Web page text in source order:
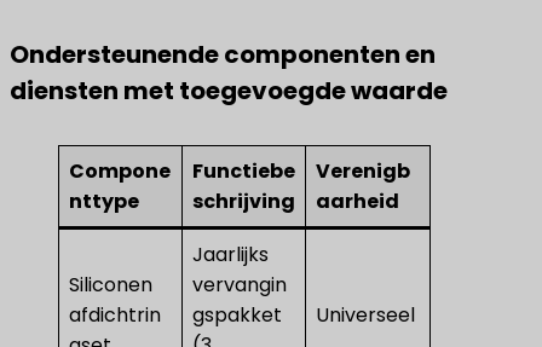
Ondersteunende componenten en
diensten met toegevoegde waarde
Compone
nttype
Functiebe
schrijving
Verenigb
aarheid
Siliconen
afdichtrin
Jaarlijks
vervangin
gspakket
Universeel